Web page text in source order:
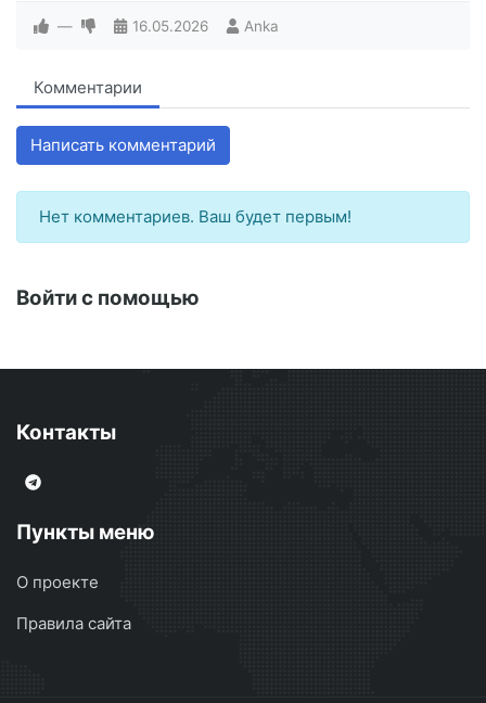
— 16.05.2026 Anka
Комментарии
Написать комментарий
Нет комментариев. Ваш будет первым!
Войти с помощью
Контакты
Пункты меню
О проекте
Правила сайта